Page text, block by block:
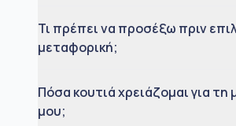
Τι πρέπει να προσέξω πριν
μεταφορική;
Πόσα κουτιά χρειάζομαι για τη
μου;